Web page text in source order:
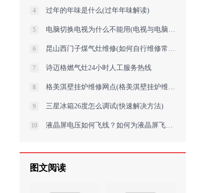
4 过年的年味是什么(过年年味解读)
5 电脑切换电视为什么不能用(电视与电脑的切换症结何在？)
6 昆山西门子煤气灶维修(如何自行维修常见故障)
7 诗迈格燃气灶24小时人工服务热线
8 格美淇壁挂炉维修网点(格美淇壁挂炉维修：专业解决您的燃气危机)
9 三星冰箱26度怎么调试(快速解决方法)
10 液晶屏电压如何飞线？如何为液晶屏飞线以匹配电压并优化SEO？
图文阅读